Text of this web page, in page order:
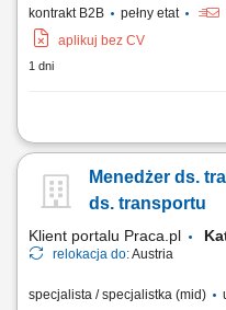
kontrakt B2B
pełny etat
aplikuj bez CV
1 dni
Opis stanowiska: Prowadzenie
relacji z klientami oraz dbanie o
nowoczesnych narzędzi
Menedżer ds.
ds. transportu
Klient portalu Praca.pl
relokacja do:Austria
specjalista / specjalistka (mid)